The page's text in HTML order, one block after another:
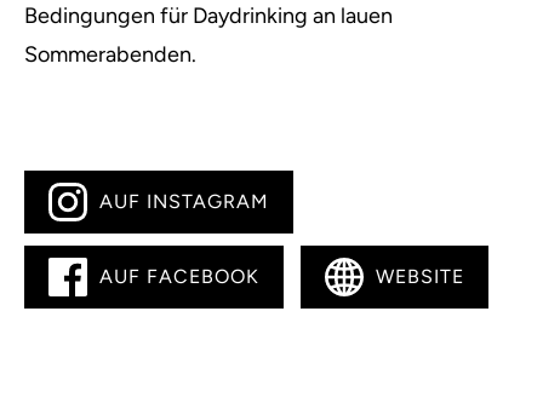
Bedingungen für Daydrinking an lauen
Sommerabenden.
AUF INSTAGRAM
AUF FACEBOOK WEBSITE